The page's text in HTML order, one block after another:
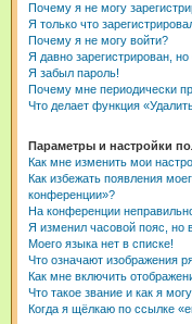
Почему я не могу
Я только что
Почему я не могу войти?
Я давно зарегистрирован,
Я забыл пароль!
Почему мне периодически
Что делает функция
Параметры и настройки
Как мне изменить мои
Как избежать появления
конференции»?
На конференции
Я изменил часовой пояс, но
Моего языка нет в списке!
Что означают изображения
Как мне включить
Что такое звание и как я
Когда я щёлкаю по ссылке